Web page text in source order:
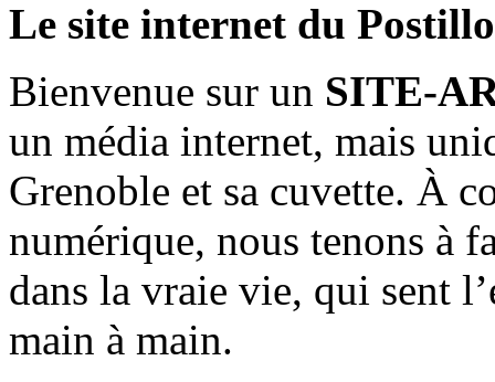
Le site internet du
Bienvenue sur un SITE-
un média internet, mais
Grenoble et sa cuvette. À
numérique, nous tenons à
dans la vraie vie, qui sent
main à main.